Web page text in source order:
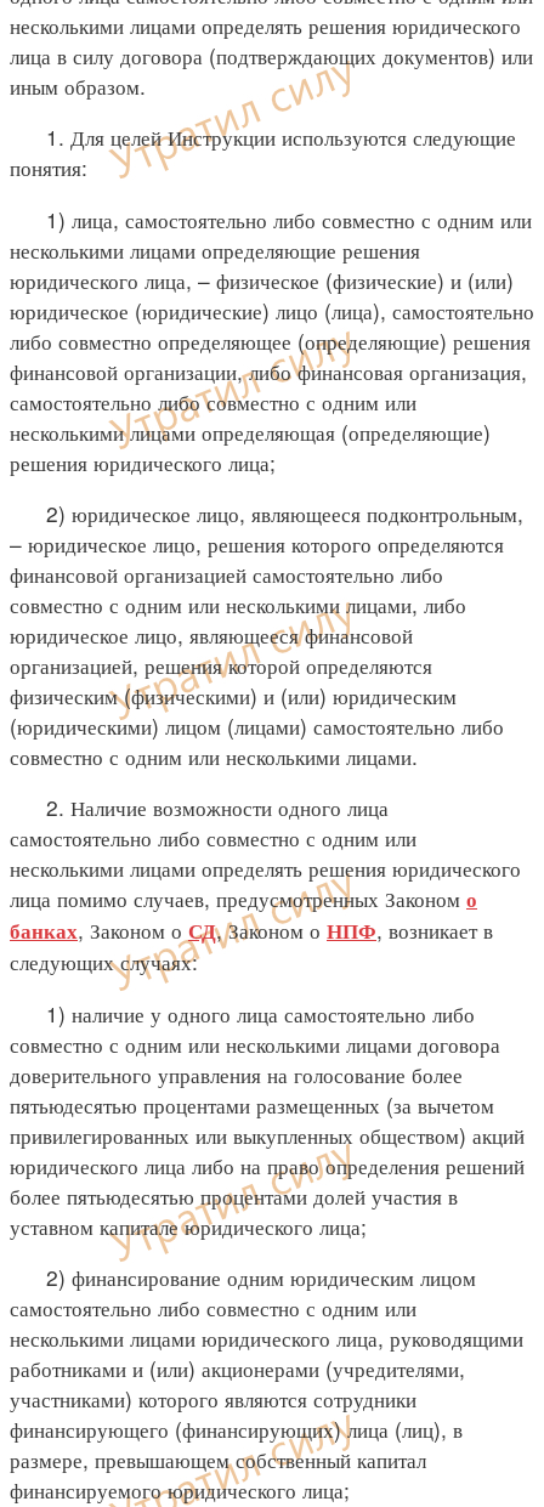
несколькими лицами определять решения юридического
лица в силу договора (подтверждающих документов) или
иным образом.
1. Для целей Инструкции используются следующие
понятия:
1) лица, самостоятельно либо совместно с одним или
несколькими лицами определяющие решения
юридического лица, – физическое (физические) и (или)
юридическое (юридические) лицо (лица), самостоятельно
либо совместно определяющее (определяющие) решения
финансовой организации, либо финансовая организация,
самостоятельно либо совместно с одним или
несколькими лицами определяющая (определяющие)
решения юридического лица;
2) юридическое лицо, являющееся подконтрольным,
– юридическое лицо, решения которого определяются
финансовой организацией самостоятельно либо
совместно с одним или несколькими лицами, либо
юридическое лицо, являющееся финансовой
организацией, решения которой определяются
физическим (физическими) и (или) юридическим
(юридическими) лицом (лицами) самостоятельно либо
совместно с одним или несколькими лицами.
2. Наличие возможности одного лица
самостоятельно либо совместно с одним или
несколькими лицами определять решения юридического
лица помимо случаев, предусмотренных Законом о
банках, Законом о СД, Законом о НПФ, возникает в
следующих случаях:
1) наличие у одного лица самостоятельно либо
совместно с одним или несколькими лицами договора
доверительного управления на голосование более
пятьюдесятью процентами размещенных (за вычетом
привилегированных или выкупленных обществом) акций
юридического лица либо на право определения решений
более пятьюдесятью процентами долей участия в
уставном капитале юридического лица;
2) финансирование одним юридическим лицом
самостоятельно либо совместно с одним или
несколькими лицами юридического лица, руководящими
работниками и (или) акционерами (учредителями,
участниками) которого являются сотрудники
финансирующего (финансирующих) лица (лиц), в
размере, превышающем собственный капитал
финансируемого юридического лица;